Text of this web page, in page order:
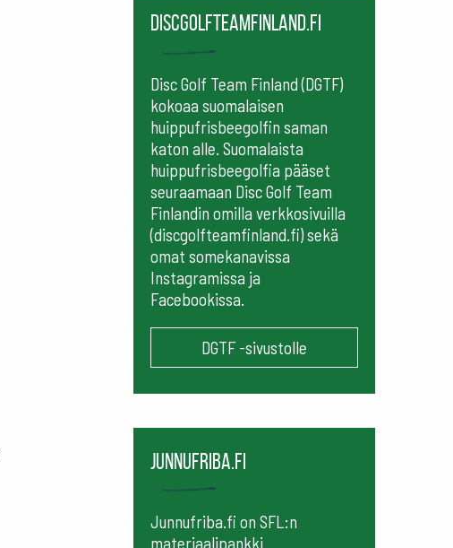
Discgolfteamfinland.fi
Disc Golf Team Finland (DGTF)
kokoaa suomalaisen
huippufrisbeegolfin saman
katon alle. Suomalaista
huippufrisbeegolfia pääset
seuraamaan Disc Golf Team
Finlandin omilla verkkosivuilla
(discgolfteamfinland.fi) sekä
omat somekanavissa
Instagramissa ja
Facebookissa.
DGTF -sivustolle
Junnufriba.fi
Junnufriba.fi on SFL:n
materiaalipankki